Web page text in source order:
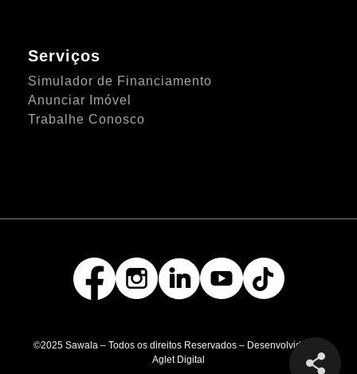
Serviços
Simulador de Financiamento
Anunciar Imóvel
Trabalhe Conosco
©2025 Sawala – Todos os direitos Reservados – Desenvolvido por
Aglet Digital